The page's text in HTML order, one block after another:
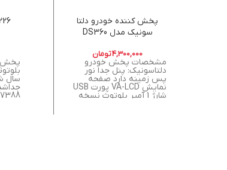
پخش کننده خودرو دلتا
سونیک مدل DS360
4,300,000تومان
مشخصات پخش خودرو
دلتاسونیک: پنل جدا نور
پس زمینه دارد صفحه
نمایش VA-LCD پورت USB
شارژ 1 آمپر بلوتوث نسخه
پخش
سال
7388 پایونییر